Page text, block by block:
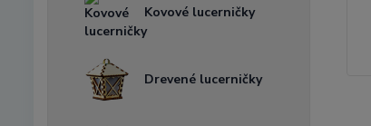
Kovové lucerničky
Drevené lucerničky